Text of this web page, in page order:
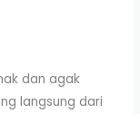
dan agak
langsung dari